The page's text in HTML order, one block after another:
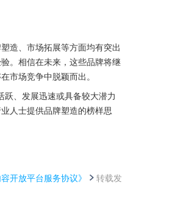
造、市场拓展等方面均有突出
。相信在未来，这些品牌将继
市场竞争中脱颖而出。
跃、发展迅速或具备较大潜力
人士提供品牌塑造的榜样思
容开放平台服务协议》
转载发